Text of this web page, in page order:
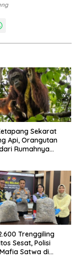
Sekarat
Api, Orangutan
Rumahnya
Trenggiling
Sesat, Polisi
Satwa di